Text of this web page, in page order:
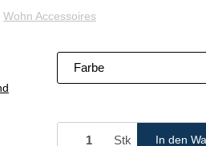
Wohn Accessoires
Farbe
Stk In den